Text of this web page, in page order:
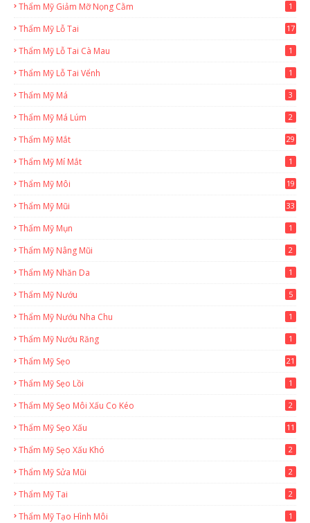
Thẩm Mỹ Giảm Mỡ Nọng Cằm 1
Thẩm Mỹ Lỗ Tai 17
Thẩm Mỹ Lỗ Tai Cà Mau 1
Thẩm Mỹ Lỗ Tai Vểnh 1
Thẩm Mỹ Má 3
Thẩm Mỹ Má Lúm 2
Thẩm Mỹ Mắt 29
Thẩm Mỹ Mí Mắt 1
Thẩm Mỹ Môi 19
Thẩm Mỹ Mũi 33
Thẩm Mỹ Mụn 1
Thẩm Mỹ Nâng Mũi 2
Thẩm Mỹ Nhăn Da 1
Thẩm Mỹ Nướu 5
Thẩm Mỹ Nướu Nha Chu 1
Thẩm Mỹ Nướu Răng 1
Thẩm Mỹ Sẹo 21
Thẩm Mỹ Sẹo Lồi 1
Thẩm Mỹ Sẹo Môi Xấu Co Kéo 2
Thẩm Mỹ Sẹo Xấu 11
Thẩm Mỹ Sẹo Xấu Khó 2
Thẩm Mỹ Sửa Mũi 2
Thẩm Mỹ Tai 2
Thẩm Mỹ Tạo Hình Môi 1